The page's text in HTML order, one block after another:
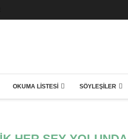
OKUMA LISTESI SÖYLEŞILER